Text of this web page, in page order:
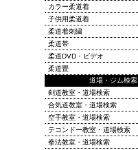
カラー柔道着
子供用柔道着
柔道着刺繍
柔道帯
柔道DVD・ビデオ
柔道畳
道場・ジム検索
剣道教室・道場検索
合気道教室・道場検索
空手教室・道場検索
テコンドー教室・道場検索
拳法教室・道場検索